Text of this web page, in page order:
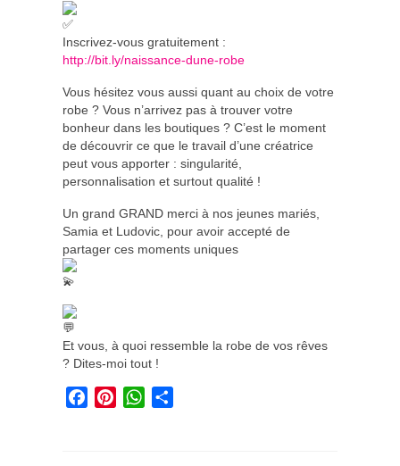
Inscrivez-vous gratuitement :
http://bit.ly/naissance-dune-robe
Vous hésitez vous aussi quant au choix de votre
robe ? Vous n’arrivez pas à trouver votre
bonheur dans les boutiques ? C’est le moment
de découvrir ce que le travail d’une créatrice
peut vous apporter : singularité,
personnalisation et surtout qualité !
Un grand GRAND merci à nos jeunes mariés,
Samia et Ludovic, pour avoir accepté de
partager ces moments uniques
Et vous, à quoi ressemble la robe de vos rêves
? Dites-moi tout !
FacebookPinterestWhatsApp